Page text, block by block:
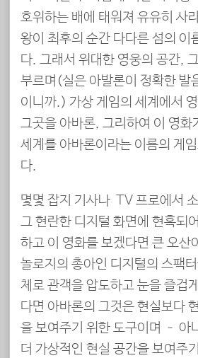
호위하는 배에 태워져 유유히 사
왕이 최후의 순간 다다른 섬의 이
다. 그래서 위대한 영웅의 공간,
부르며(실은 아발론이 정확한
이니까.) 가상 게임의 세계에서
그곳을 아바론, 그리하여 이 영화
세계를 아바론이라는 이름의 게
다.
몇몇 잡지 기사나 TV 프로에서
그 현란한 디지털 화면에 현혹되
하고 이 영화를 보겠다면 큰 오산
놀로지의 총아인 디지털의 스팩
체로 관객을 압도하고 눈을 즐겁
다면 아바론의 그것은 현실보다
을 보여주기 위한 도구이며 – 아
더 가상적인 현실 공간을 보여주